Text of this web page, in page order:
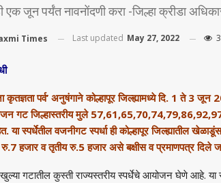
एक जून पर्यंत नावनोंदणी करा -जिल्हा क्रीडा
Times Last updated May 27, 2022
कृतज्ञता पर्व’ अनुषंगाने कोल्हापूर जिल्ह्यामध्ये दि. 1 ते 3
गट जिल्हास्तरीय मुले
या स्पर्धेतील वजनीगट स्पर्धा ही कोल्हापूर जिल्ह्यातील
रु.7 हजार व तृतीय रु.5 हजार असे बक्षीस व प्रमाणपत्र दिले
गटातील कुस्ती राज्यस्तरीय स्पर्धेचे आयोजन घेणे आहे. या